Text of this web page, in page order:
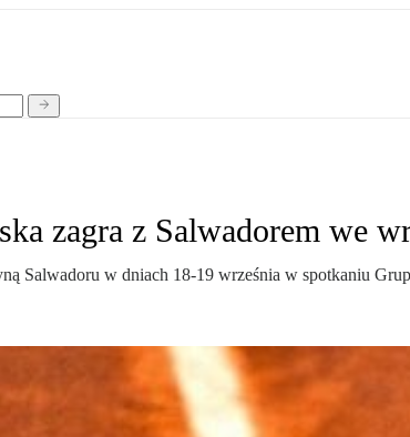
zagra z Salwadorem we
Salwadoru w dniach 18-19 września w spotkaniu